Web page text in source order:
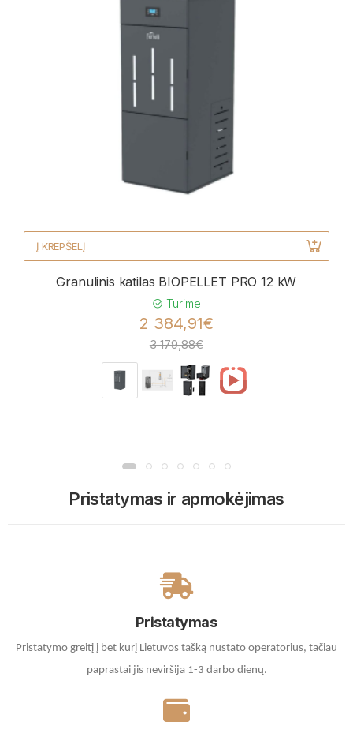
Į KREPŠELĮ
Granulinis katilas BIOPELLET PRO 12 kW
Turime
2 384,91€
3 179,88€
Pristatymas ir apmokėjimas
Pristatymas
Pristatymo greitį į bet kurį Lietuvos tašką nustato operatorius, tačiau
paprastai jis neviršija 1-3 darbo dienų.